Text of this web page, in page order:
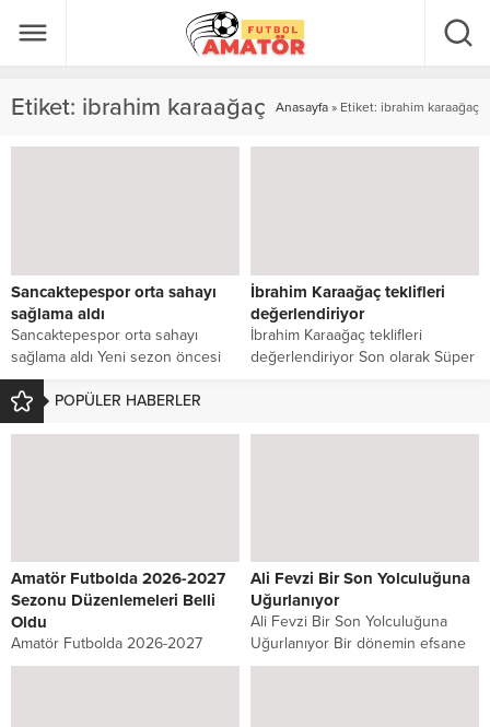
POPÜLER HABERLER
Amatör Futbolda 2026-2027
Sezonu Düzenlemeleri Belli
Oldu
Amatör Futbolda 2026-2027
Sezonu Düzenlemeleri Belli Oldu
Ali Fevzi Bir Son Yolculuğuna
Uğurlanıyor
Ali Fevzi Bir Son Yolculuğuna
Uğurlanıyor Bir dönemin efsane
kulübü Sahrayıcedit Spor
Etiket: ibrahim karaağaç Anasayfa » Etiket: ibrahim karaağaç
Sancaktepespor orta sahayı
sağlama aldı
Sancaktepespor orta sahayı
sağlama aldı Yeni sezon öncesi
transferde hızlı bir dönemden
geçen 1. Amatör...
İbrahim Karaağaç teklifleri
değerlendiriyor
İbrahim Karaağaç teklifleri
değerlendiriyor Son olarak Süper